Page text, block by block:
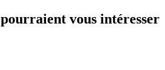
vous intéresser